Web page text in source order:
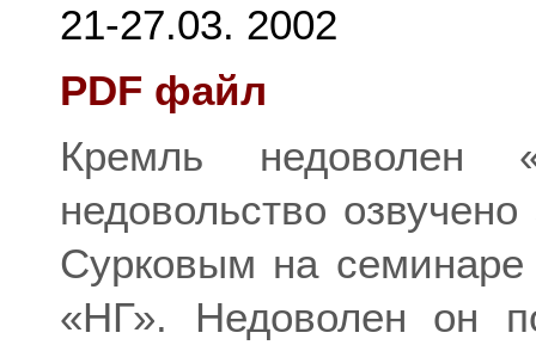
21-27.03. 2002
PDF файл
Кремль недоволен
недовольство
Сурковым на семинаре
«НГ». Недоволен он